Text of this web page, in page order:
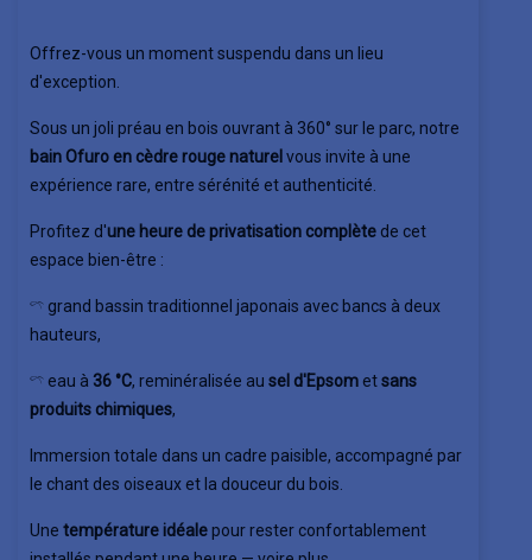
Offrez-vous un moment suspendu dans un lieu
d'exception.
Sous un joli préau en bois ouvrant à 360° sur le parc, notre
bain Ofuro en cèdre rouge naturel vous invite à une
expérience rare, entre sérénité et authenticité.
Profitez d'une heure de privatisation complète de cet
espace bien-être :
𓍼 grand bassin traditionnel japonais avec bancs à deux
hauteurs,
𓍼 eau à 36 °C, reminéralisée au sel d'Epsometsans
produits chimiques,
Immersion totale dans un cadre paisible, accompagné par
le chant des oiseaux et la douceur du bois.
Une température idéalepour rester confortablement